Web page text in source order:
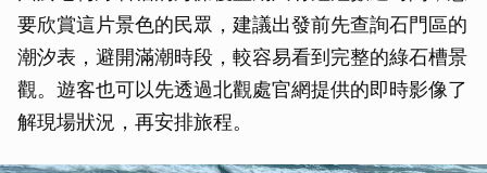
要欣賞這片景色的民眾，建議出發前先查詢石門區的
潮汐表，避開滿潮時段，較容易看到完整的綠石槽景
觀。遊客也可以先透過北觀處官網提供的即時影像了
解現場狀況，再安排旅程。